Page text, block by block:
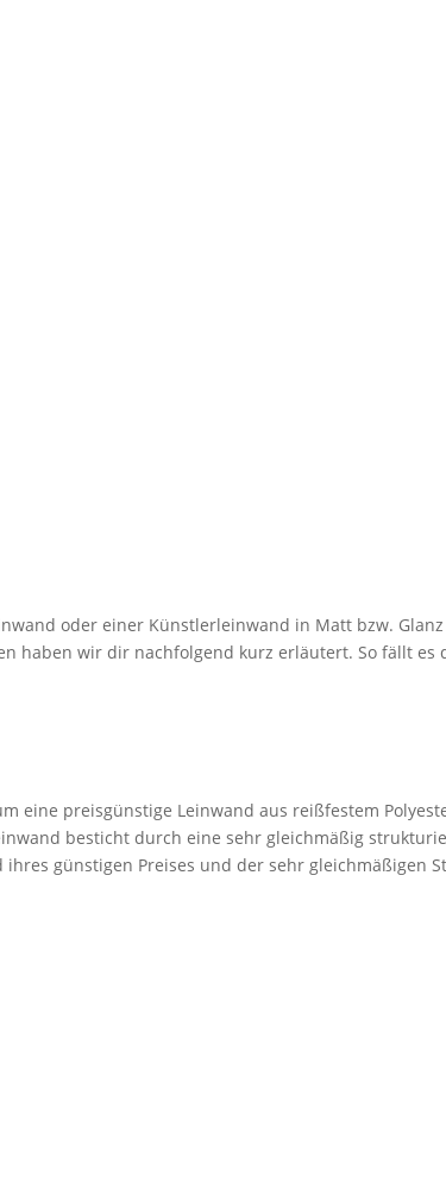
oder einer Künstlerleinwand in Matt bzw.
haben wir dir nachfolgend kurz erläutert. So fällt
eine preisgünstige Leinwand aus reißfestem
besticht durch eine sehr gleichmäßig
günstigen Preises und der sehr gleichmäßigen